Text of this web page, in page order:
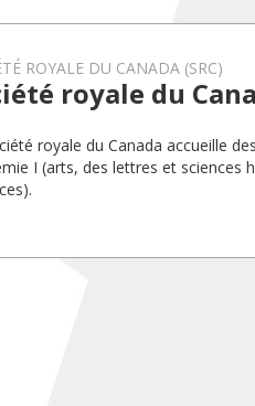
ROYALE DU CANADA (SRC)
royale du
royale du Canada accueille
I (arts, des lettres et sciences